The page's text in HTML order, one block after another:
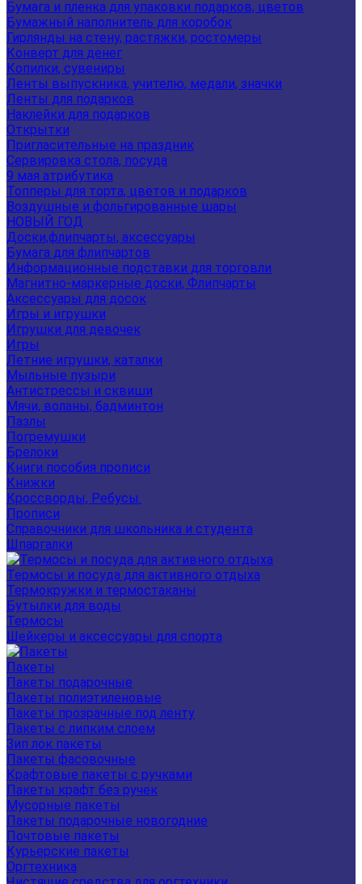
Бумага и пленка для упаковки подарков, цветов
Бумажный наполнитель для коробок
Гирлянды на стену, растяжки, ростомеры
Конверт для денег
Копилки, сувениры
Ленты выпускника, учителю, медали, значки
Ленты для подарков
Наклейки для подарков
Открытки
Пригласительные на праздник
Сервировка стола, посуда
9 мая атрибутика
Топперы для торта, цветов и подарков
Воздушные и фольгированные шары
НОВЫЙ ГОД
Доски,флипчарты, аксессуары
Бумага для флипчартов
Информационные подставки для торговли
Магнитно-маркерные доски, Флипчарты
Аксессуары для досок
Игры и игрушки
Игрушки для девочек
Игры
Летние игрушки, каталки
Мыльные пузыри
Антистрессы и сквиши
Мячи, воланы, бадминтон
Пазлы
Погремушки
Брелоки
Книги пособия прописи
Книжки
Кроссворды, Ребусы.
Прописи
Справочники для школьника и студента
Шпаргалки
Термосы и посуда для активного отдыха
Термокружки и термостаканы
Бутылки для воды
Термосы
Шейкеры и аксессуары для спорта
Пакеты
Пакеты подарочные
Пакеты полиэтиленовые
Пакеты прозрачные под ленту
Пакеты с липким слоем
Зип лок пакеты
Пакеты фасовочные
Крафтовые пакеты с ручками
Пакеты крафт без ручек
Мусорные пакеты
Пакеты подарочные новогодние
Почтовые пакеты
Курьерские пакеты
Оргтехника